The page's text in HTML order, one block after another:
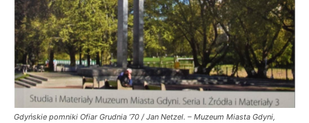
Gdyńskie pomniki Ofiar Grudnia ’70 / Jan Netzel. – Muzeum Miasta Gdyni,